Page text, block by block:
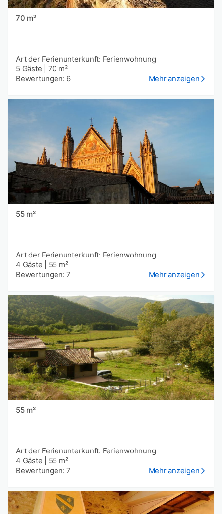
70 m²
Art der Ferienunterkunft: Ferienwohnung
5 Gäste
70 m²
Bewertungen: 6
Mehr anzeigen
55 m²
Art der Ferienunterkunft: Ferienwohnung
4 Gäste
55 m²
Bewertungen: 7
Mehr anzeigen
55 m²
Art der Ferienunterkunft: Ferienwohnung
4 Gäste
55 m²
Bewertungen: 7
Mehr anzeigen